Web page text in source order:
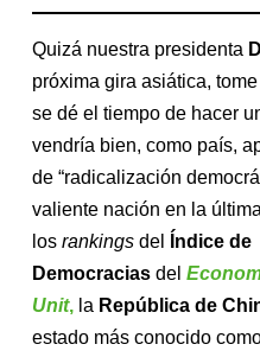
Quizá nuestra presidenta
próxima gira asiática,
se dé el tiempo de hacer
vendría bien, como país,
de “radicalización
valiente nación en la
los rankingsdel
Índice de
Democraciasdel
Unit,la República de
estado más conocido